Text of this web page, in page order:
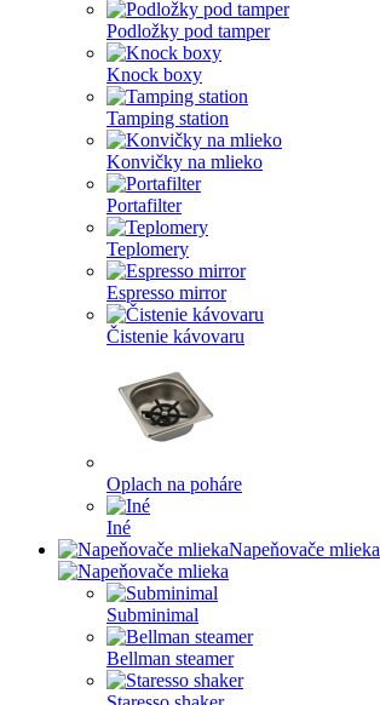
Podložky pod tamper
Knock boxy
Tamping station
Konvičky na mlieko
Portafilter
Teplomery
Espresso mirror
Čistenie kávovaru
Oplach na poháre
Iné
Napeňovače mlieka
Subminimal
Bellman steamer